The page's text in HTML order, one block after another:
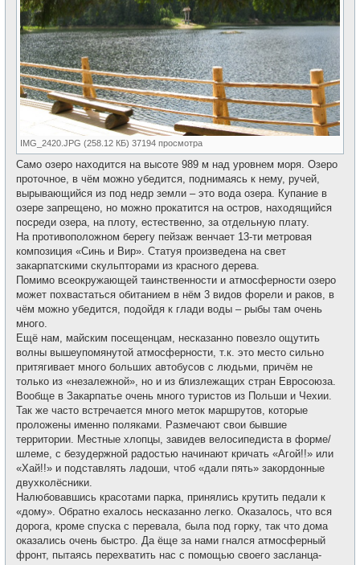
IMG_2420.JPG (258.12 КБ) 37194 просмотра
Само озеро находится на высоте 989 м над уровнем моря. Озеро
проточное, в чём можно убедится, поднимаясь к нему, ручей,
вырывающийся из под недр земли – это вода озера. Купание в
озере запрещено, но можно прокатится на остров, находящийся
посреди озера, на плоту, естественно, за отдельную плату.
На противоположном берегу пейзаж венчает 13-ти метровая
композиция «Синь и Вир». Статуя произведена на свет
закарпатскими скульпторами из красного дерева.
Помимо всеокружающей таинственности и атмосферности озеро
может похвастаться обитанием в нём 3 видов форели и раков, в
чём можно убедится, подойдя к глади воды – рыбы там очень
много.
Ещё нам, майским посещенцам, несказанно повезло ощутить
волны вышеупомянутой атмосферности, т.к. это место сильно
притягивает много больших автобусов с людьми, причём не
только из «незалежной», но и из близлежащих стран Евросоюза.
Вообще в Закарпатье очень много туристов из Польши и Чехии.
Так же часто встречается много меток маршрутов, которые
проложены именно поляками. Размечают свои бывшие
территории. Местные хлопцы, завидев велосипедиста в форме/
шлеме, с безудержной радостью начинают кричать «Агой!!» или
«Хай!!» и подставлять ладоши, чтоб «дали пять» закордонные
двухколёсники.
Налюбовавшись красотами парка, принялись крутить педали к
«дому». Обратно ехалось несказанно легко. Оказалось, что вся
дорога, кроме спуска с перевала, была под горку, так что дома
оказались очень быстро. Да ёще за нами гнался атмосферный
фронт, пытаясь перехватить нас с помощью своего засланца-